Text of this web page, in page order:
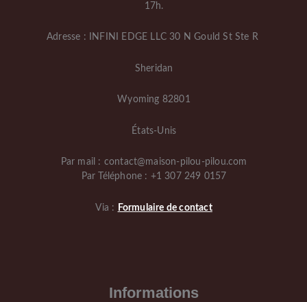
17h.
Adresse : INFINI EDGE LLC 30 N Gould St Ste R
Sheridan
Wyoming 82801
États-Unis
Par mail : contact@maison-pilou-pilou.com
Par Téléphone : +1 307 249 0157
Via : Formulaire de contact
Informations